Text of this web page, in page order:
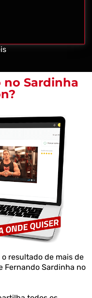
no Sardinha
resultado de mais de
Fernando Sardinha no